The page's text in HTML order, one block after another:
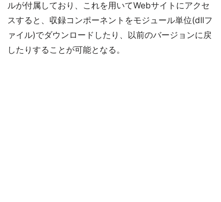
ルが付属しており、これを用いてWebサイトにアクセ
スすると、収録コンポーネントをモジュール単位(dllフ
ァイル)でダウンロードしたり、以前のバージョンに戻
したりすることが可能となる。